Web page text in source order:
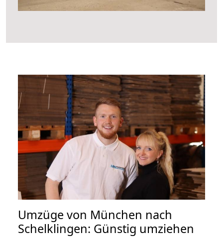
Umzüge von München nach
Schelklingen: Günstig umziehen